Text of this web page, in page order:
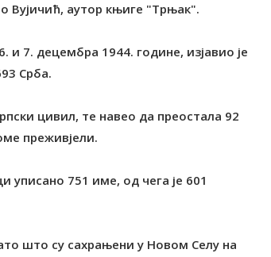
Вујичић, аутор књиге "Tрњак".
и 7. децембра 1944. године, изјавио је
Срба.
цивил, те навео да преостала 92
преживјели.
уписано 751 име, од чега је 601
што су сахрањени у Новом Селу на